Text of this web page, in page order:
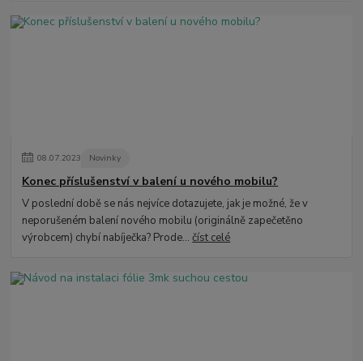
08.07.2023 Novinky
Konec příslušenství v balení u nového mobilu?
V poslední době se nás nejvíce dotazujete, jak je možné, že v
neporušeném balení nového mobilu (originálně zapečetěno
výrobcem) chybí nabíječka? Prode...číst celé